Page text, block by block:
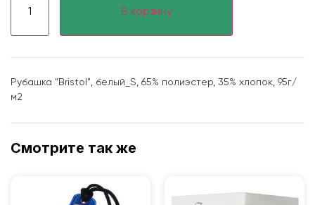
В корзину
Рубашка "Bristol", белый_S, 65% полиэстер, 35% хлопок, 95г/
м2
Смотрите так же